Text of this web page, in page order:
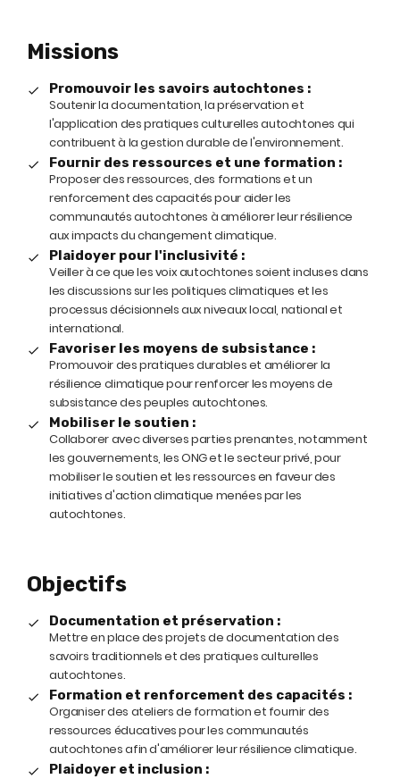
Missions
Promouvoir les savoirs autochtones :
Soutenir la documentation, la préservation et
l'application des pratiques culturelles autochtones qui
contribuent à la gestion durable de l'environnement.
Fournir des ressources et une formation :
Proposer des ressources, des formations et un
renforcement des capacités pour aider les
communautés autochtones à améliorer leur résilience
aux impacts du changement climatique.
Plaidoyer pour l'inclusivité :
Veiller à ce que les voix autochtones soient incluses dans
les discussions sur les politiques climatiques et les
processus décisionnels aux niveaux local, national et
international.
Favoriser les moyens de subsistance :
Promouvoir des pratiques durables et améliorer la
résilience climatique pour renforcer les moyens de
subsistance des peuples autochtones.
Mobiliser le soutien :
Collaborer avec diverses parties prenantes, notamment
les gouvernements, les ONG et le secteur privé, pour
mobiliser le soutien et les ressources en faveur des
initiatives d'action climatique menées par les
autochtones.
Objectifs
Documentation et préservation :
Mettre en place des projets de documentation des
savoirs traditionnels et des pratiques culturelles
autochtones.
Formation et renforcement des capacités :
Organiser des ateliers de formation et fournir des
ressources éducatives pour les communautés
autochtones afin d'améliorer leur résilience climatique.
Plaidoyer et inclusion :